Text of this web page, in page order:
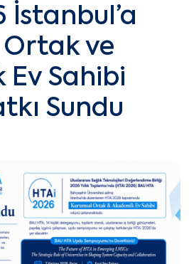
İstanbul’a
Ortak ve
Ev Sahibi
Sundu